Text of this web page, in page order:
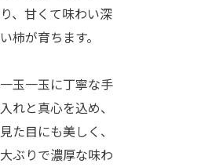
り、甘くて味わい深
い柿が育ちます。
一玉一玉に丁寧な手
入れと真心を込め、
見た目にも美しく、
大ぶりで濃厚な味わ